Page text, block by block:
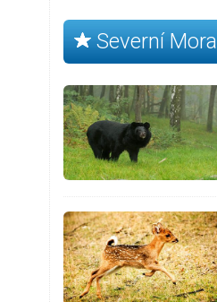
Severní